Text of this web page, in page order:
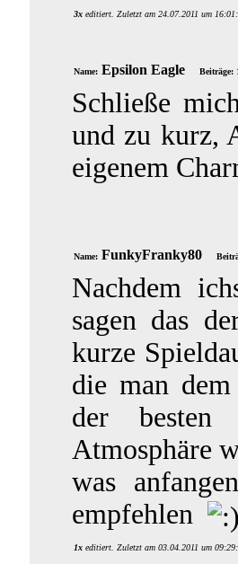
3x editiert. Zuletzt am 24.07.2011 um
Name: Epsilon Eagle Beiträge:
Schließe
und zu kurz,
eigenem
Name: FunkyFranky80
Nachdem
sagen das
kurze
die man
der
Atmosphäre
was
empfehlen
1x editiert. Zuletzt am 03.04.2011 um